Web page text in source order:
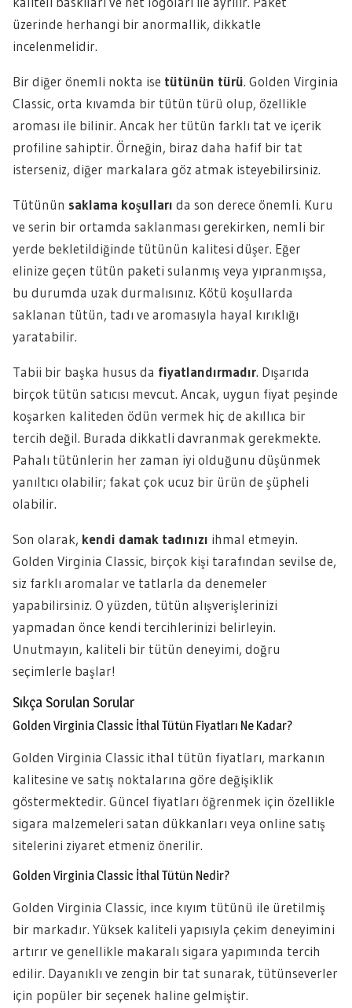
üzerinde herhangi bir anormallik, dikkatle
incelenmelidir.
Bir diğer önemli nokta ise tütünün türü. Golden Virginia
Classic, orta kıvamda bir tütün türü olup, özellikle
aroması ile bilinir. Ancak her tütün farklı tat ve içerik
profiline sahiptir. Örneğin, biraz daha hafif bir tat
isterseniz, diğer markalara göz atmak isteyebilirsiniz.
Tütünün saklama koşulları da son derece önemli. Kuru
ve serin bir ortamda saklanması gerekirken, nemli bir
yerde bekletildiğinde tütünün kalitesi düşer. Eğer
elinize geçen tütün paketi sulanmış veya yıpranmışsa,
bu durumda uzak durmalısınız. Kötü koşullarda
saklanan tütün, tadı ve aromasıyla hayal kırıklığı
yaratabilir.
Tabii bir başka husus da fiyatlandırmadır. Dışarıda
birçok tütün satıcısı mevcut. Ancak, uygun fiyat peşinde
koşarken kaliteden ödün vermek hiç de akıllıca bir
tercih değil. Burada dikkatli davranmak gerekmekte.
Pahalı tütünlerin her zaman iyi olduğunu düşünmek
yanıltıcı olabilir; fakat çok ucuz bir ürün de şüpheli
olabilir.
Son olarak, kendi damak tadınızı ihmal etmeyin.
Golden Virginia Classic, birçok kişi tarafından sevilse de,
siz farklı aromalar ve tatlarla da denemeler
yapabilirsiniz. O yüzden, tütün alışverişlerinizi
yapmadan önce kendi tercihlerinizi belirleyin.
Unutmayın, kaliteli bir tütün deneyimi, doğru
seçimlerle başlar!
Sıkça Sorulan Sorular
Golden Virginia Classic İthal Tütün Fiyatları Ne Kadar?
Golden Virginia Classic ithal tütün fiyatları, markanın
kalitesine ve satış noktalarına göre değişiklik
göstermektedir. Güncel fiyatları öğrenmek için özellikle
sigara malzemeleri satan dükkanları veya online satış
sitelerini ziyaret etmeniz önerilir.
Golden Virginia Classic İthal Tütün Nedir?
Golden Virginia Classic, ince kıyım tütünü ile üretilmiş
bir markadır. Yüksek kaliteli yapısıyla çekim deneyimini
artırır ve genellikle makaralı sigara yapımında tercih
edilir. Dayanıklı ve zengin bir tat sunarak, tütünseverler
için popüler bir seçenek haline gelmiştir.